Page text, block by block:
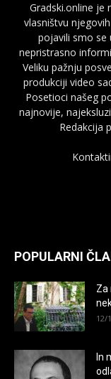
Gradski.online je
vlasništvu
pojavili smo se
nepristrasno
Veliku pažnju
produkciji video
Posetioci našeg
najnovije,
Redakcija
POPULARNI
Za
12/
In